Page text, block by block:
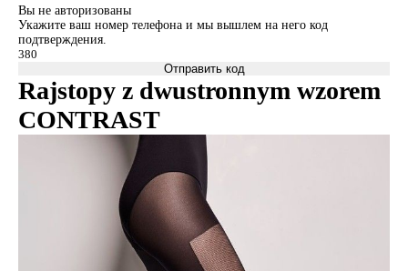
Вы не авторизованы
Укажите ваш номер телефона и мы вышлем на него код
подтверждения.
Отправить код
Rajstopy z dwustronnym wzorem
CONTRAST